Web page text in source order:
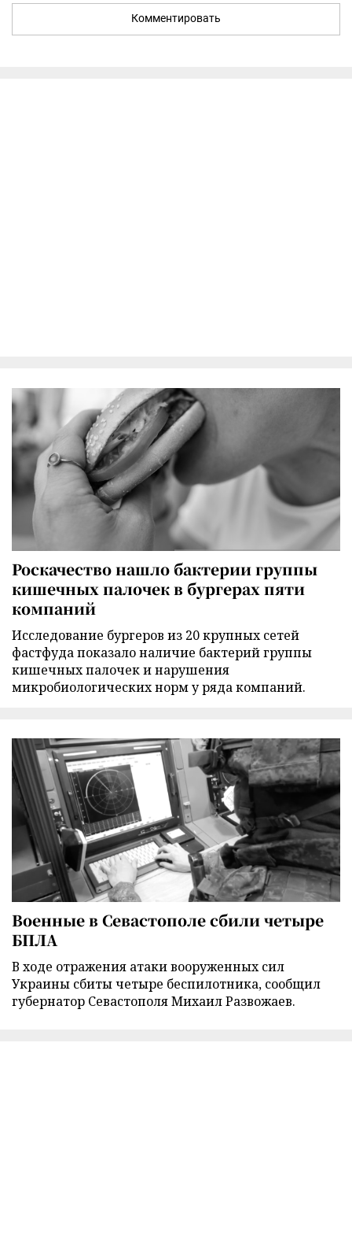
Комментировать
Роскачество нашло бактерии группы
кишечных палочек в бургерах пяти
компаний
Исследование бургеров из 20 крупных сетей
фастфуда показало наличие бактерий группы
кишечных палочек и нарушения
микробиологических норм у ряда компаний.
Военные в Севастополе сбили четыре
БПЛА
В ходе отражения атаки вооруженных сил
Украины сбиты четыре беспилотника, сообщил
губернатор Севастополя Михаил Развожаев.